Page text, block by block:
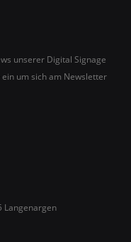
unserer Digital Signage
um sich am Newsletter
Langenargen